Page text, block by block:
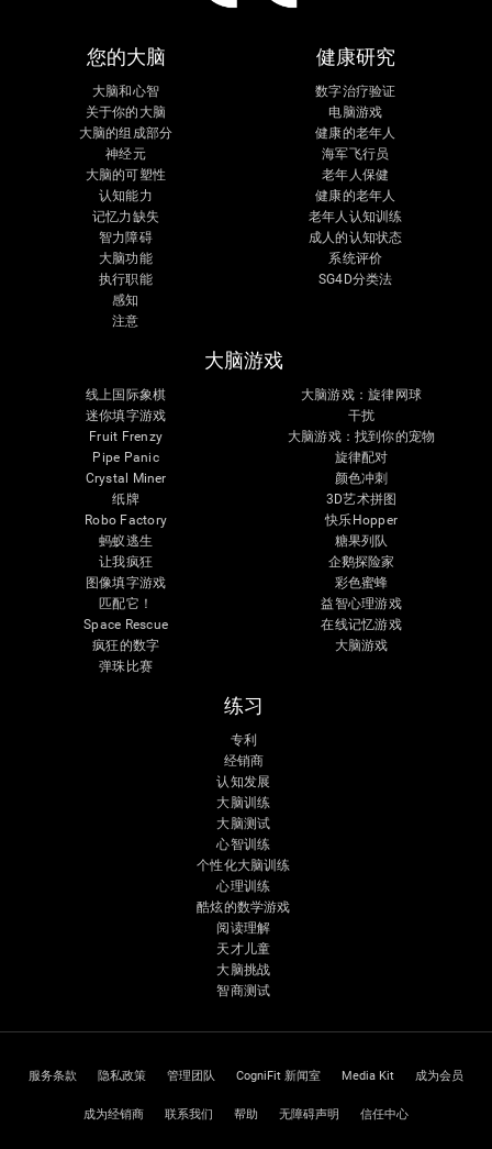
您的大脑
大脑和心智
关于你的大脑
大脑的组成部分
神经元
大脑的可塑性
认知能力
记忆力缺失
智力障碍
大脑功能
执行职能
感知
注意
健康研究
数字治疗验证
电脑游戏
健康的老年人
海军飞行员
老年人保健
健康的老年人
老年人认知训练
成人的认知状态
系统评价
SG4D分类法
大脑游戏
线上国际象棋
迷你填字游戏
Fruit Frenzy
Pipe Panic
Crystal Miner
纸牌
Robo Factory
蚂蚁逃生
让我疯狂
图像填字游戏
匹配它！
Space Rescue
疯狂的数字
弹珠比赛
大脑游戏：旋律网球
干扰
大脑游戏：找到你的宠物
旋律配对
颜色冲刺
3D艺术拼图
快乐Hopper
糖果列队
企鹅探险家
彩色蜜蜂
益智心理游戏
在线记忆游戏
大脑游戏
练习
专利
经销商
认知发展
大脑训练
大脑测试
心智训练
个性化大脑训练
心理训练
酷炫的数学游戏
阅读理解
天才儿童
大脑挑战
智商测试
服务条款 隐私政策 管理团队 CogniFit 新闻室 Media Kit 成为会员
成为经销商 联系我们 帮助 无障碍声明 信任中心